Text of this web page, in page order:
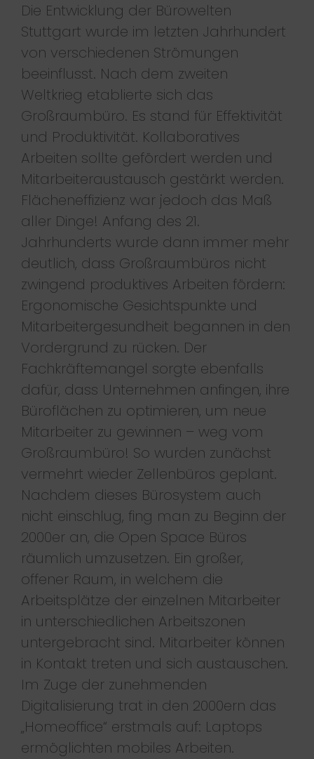
Die Entwicklung der Bürowelten
Stuttgart wurde im letzten Jahrhundert
von verschiedenen Strömungen
beeinflusst. Nach dem zweiten
Weltkrieg etablierte sich das
Großraumbüro. Es stand für Effektivität
und Produktivität. Kollaboratives
Arbeiten sollte gefördert werden und
Mitarbeiteraustausch gestärkt werden.
Flächeneffizienz war jedoch das Maß
aller Dinge! Anfang des 21.
Jahrhunderts wurde dann immer mehr
deutlich, dass Großraumbüros nicht
zwingend produktives Arbeiten fördern:
Ergonomische Gesichtspunkte und
Mitarbeitergesundheit begannen in den
Vordergrund zu rücken. Der
Fachkräftemangel sorgte ebenfalls
dafür, dass Unternehmen anfingen, ihre
Büroflächen zu optimieren, um neue
Mitarbeiter zu gewinnen – weg vom
Großraumbüro! So wurden zunächst
vermehrt wieder Zellenbüros geplant.
Nachdem dieses Bürosystem auch
nicht einschlug, fing man zu Beginn der
2000er an, die Open Space Büros
räumlich umzusetzen. Ein großer,
offener Raum, in welchem die
Arbeitsplätze der einzelnen Mitarbeiter
in unterschiedlichen Arbeitszonen
untergebracht sind. Mitarbeiter können
in Kontakt treten und sich austauschen.
Im Zuge der zunehmenden
Digitalisierung trat in den 2000ern das
„Homeoffice“ erstmals auf: Laptops
ermöglichten mobiles Arbeiten.